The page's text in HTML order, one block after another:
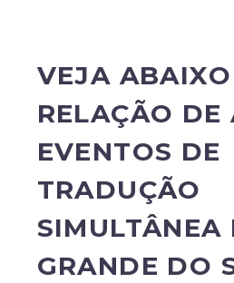
VEJA
RELAÇÃO DE
EVENTOS DE
TRADUÇÃO
SIMULTÂNEA
GRANDE DO